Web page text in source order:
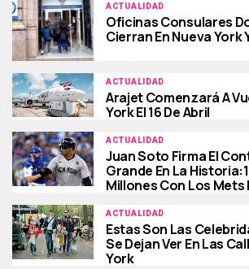
ACTUALIDAD
Oficinas Consulares
Cierran En Nueva York
ACTUALIDAD
Arajet Comenzará A
York El 16 De Abril
ACTUALIDAD
Juan Soto Firma El
Grande En La
Millones Con Los Mets
ACTUALIDAD
Estas Son Las
Se Dejan Ver En Las
York